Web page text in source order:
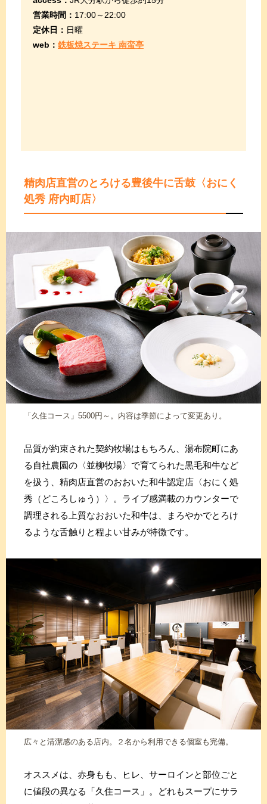
営業時間： 17:00～22:00
定休日： 日曜
web： 鉄板焼ステーキ 南蛮亭
精肉店直営のとろける豊後牛に舌鼓 〈おにく
処秀 府内町店〉
「久住コース」5500円～。内容は季節によって変更あり。
品質が約束された契約牧場はもちろん、湯布院町にあ
る自社農園の〈並柳牧場〉で育てられた黒毛和牛など
を扱う、精肉店直営のおおいた和牛認定店〈おにく処
秀（どころしゅう）〉。ライブ感満載のカウンターで
調理される上質なおおいた和牛は、まろやかでとろけ
るような舌触りと程よい甘みが特徴です。
広々と清潔感のある店内。２名から利用できる個室も完備。
オススメは、赤身もも、ヒレ、サーロインと部位ごと
に値段の異なる「久住コース」。どれもスープにサラ